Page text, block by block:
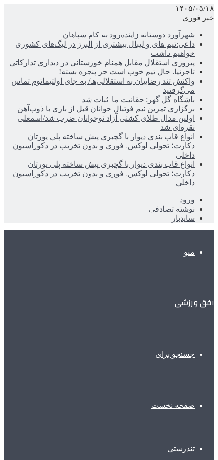
۱۴۰۵/۰۵/۱۸
خبر فوری
شهرآورد دوستانه زاینده‌رود به کام سپاهان
داعی:تیم های والیبال بیشتری از البرز در لیگ‌های کشوری
خواهیم داشت
پیروزی استقلال مقابل همنام خوزستانی در دیداری تدارکاتی
تاجرنیا: حال تیم خوب است جز پنجره بسته!
واکنش تند رضاییان به استقلالی‌ها/ به جای اولتیماتوم تماس
می‌گرفتید
باشگاه گل گهر: حقانیت ما اثبات شد
برگزاری تمرین تیم فوتبال جوانان قبل از بازی با ذوب‌آهن
اولین مدال طلای کشتی آزاد نوجوانان ضرب شد/اسمعلی
نقره‌ای شد
انواع قاب بندی دیوار با گچبری پیش ساخته پلی یورتان
دکارت؛ تحولی لوکس، فوری و بدون تخریب در دکوراسیون
داخلی
انواع قاب بندی دیوار با گچبری پیش ساخته پلی یورتان
دکارت؛ تحولی لوکس، فوری و بدون تخریب در دکوراسیون
داخلی
ورود
نوشته تصادفی
سایدبار
منو
افق ورزشی
جستجو برای
صفحه نخست
تندرستی